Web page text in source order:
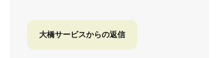
大橋サービスからの返信